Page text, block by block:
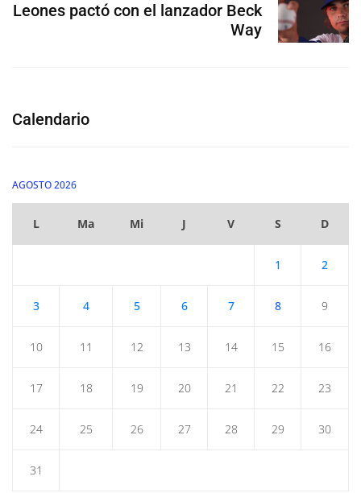
Leones pactó con el lanzador Beck
Way
Calendario
AGOSTO 2026
L Ma Mi J V S D
1 2
3 4 5 6 7 8 9
10 11 12 13 14 15 16
17 18 19 20 21 22 23
24 25 26 27 28 29 30
31